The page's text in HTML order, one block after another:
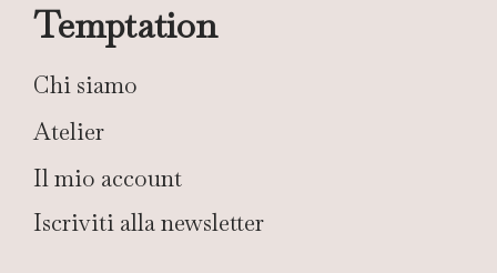
Temptation
Chi siamo
Atelier
Il mio account
Iscriviti alla newsletter